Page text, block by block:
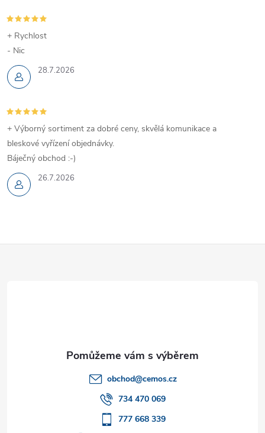
28.7.2026
+ Rychlost
- Nic
26.7.2026
+ Výborný sortiment za dobré ceny, skvělá komunikace a
bleskové vyřízení objednávky.
Báječný obchod :-)
obchod@cemos.cz
734 470 069
777 668 339